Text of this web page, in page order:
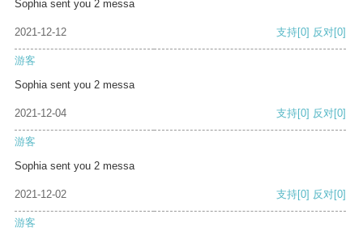
Sophia sent you 2 messa
2021-12-12 支持[0] 反对[0]
游客
Sophia sent you 2 messa
2021-12-04 支持[0] 反对[0]
游客
Sophia sent you 2 messa
2021-12-02 支持[0] 反对[0]
游客